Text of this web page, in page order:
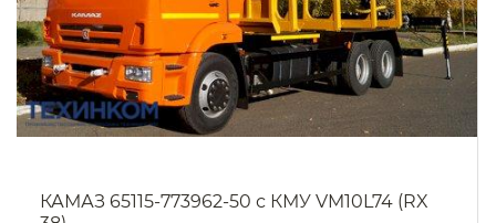
КАМАЗ 65115-773962-50 с КМУ VM10L74